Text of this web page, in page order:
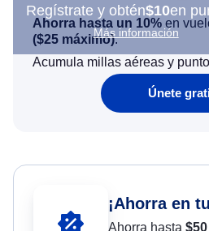
Regístrate y obtén$10en
Más información
Ahorra hasta un 10% en
($25 máximo).
Acumula millas aéreas y
Únete
¡Ahorra en
Ahorra hasta $50